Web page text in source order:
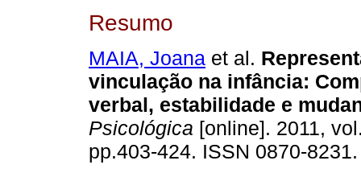
Resumo
MAIA, Joana et al.
vinculação na infância:
verbal, estabilidade e
Psicológica [online]. 2011,
pp.403-424. ISSN 0870-8231.